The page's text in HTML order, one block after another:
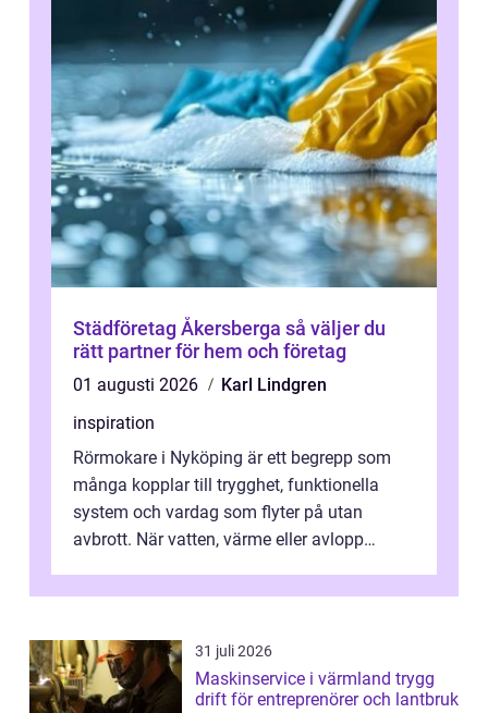
Städföretag Åkersberga så väljer du
rätt partner för hem och företag
01 augusti 2026
Karl Lindgren
inspiration
Rörmokare i Nyköping är ett begrepp som
många kopplar till trygghet, funktionella
system och vardag som flyter på utan
avbrott. När vatten, värme eller avlopp
31 juli 2026
Maskinservice i värmland trygg
drift för entreprenörer och lantbruk